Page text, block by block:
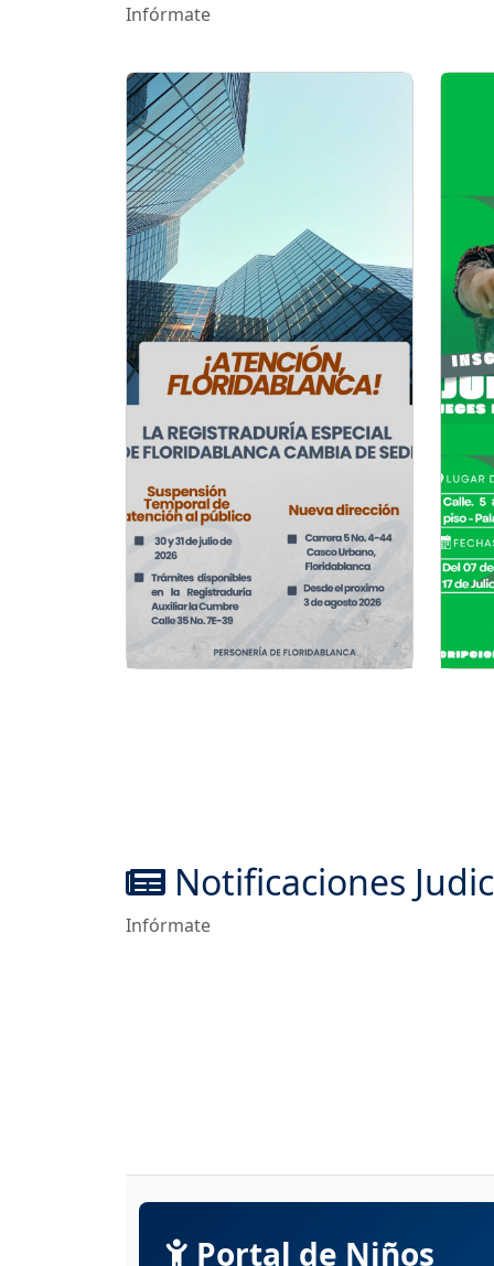
Infórmate
Notificaciones
Infórmate
Portal de Niños